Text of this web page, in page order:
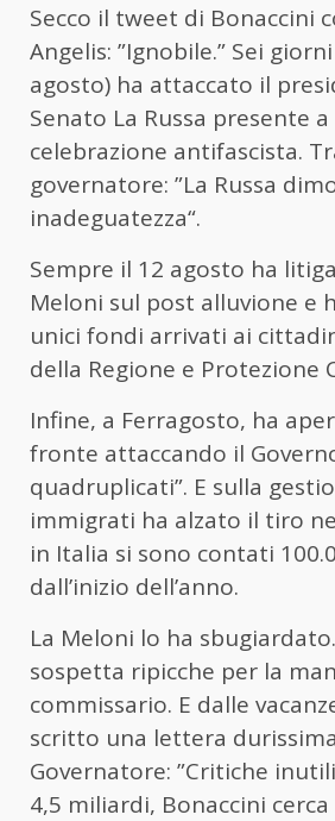
Secco il tweet di Bonaccini
Angelis: ”Ignobile.” Sei
agosto) ha attaccato il
Senato La Russa presente a
celebrazione antifascista.
governatore: ”La Russa
inadeguatezza“.
Sempre il 12 agosto ha
Meloni sul post alluvione e
unici fondi arrivati ai
della Regione e Protezione
Infine, a Ferragosto, ha
fronte attaccando il
quadruplicati”. E sulla
immigrati ha alzato il tiro
in Italia si sono contati
dall’inizio dell’anno.
La Meloni lo ha
sospetta ripicche per la
commissario. E dalle
scritto una lettera
Governatore: ”Critiche
4,5 miliardi, Bonaccini